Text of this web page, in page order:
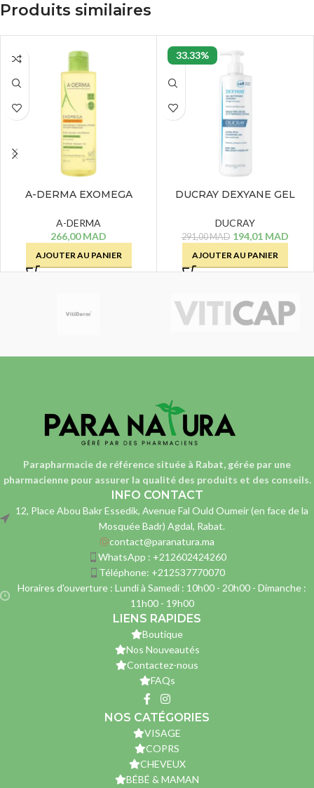
Produits similaires
A-DERMA EXOMEGA
500 ML
A-DERMA
266,00MAD
AJOUTER AU PANIER
33.33%
DUCRAY DEXYANE GEL
400 ML
DUCRAY
291,00MAD 194,01 MAD
AJOUTER AU PANIER
Parapharmacie de référence située à Rabat, gérée par une
pharmaciennepour assurer la qualité des produits et des conseils.
INFO CONTACT
12, Place Abou Bakr Essedik, Avenue Fal Ould Oumeir (en face de la
Mosquée Badr) Agdal, Rabat.
contact@paranatura.ma
WhatsApp : +212602424260
Téléphone: +212537770070
Horaires d'ouverture : Lundi à Samedi : 10h00 - 20h00 - Dimanche :
11h00 - 19h00
LIENS RAPIDES
Boutique
Nos Nouveautés
Contactez-nous
FAQs
NOS CATÉGORIES
VISAGE
COPRS
CHEVEUX
BÉBÉ & MAMAN